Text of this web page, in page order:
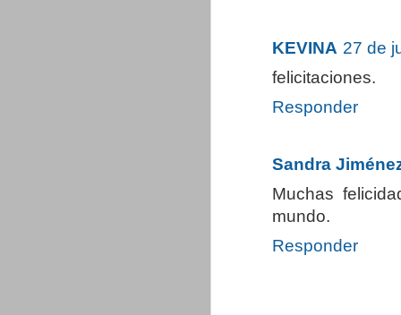
KEVINA 27 de
felicitaciones.
Responder
Sandra
Muchas
mundo.
Responder